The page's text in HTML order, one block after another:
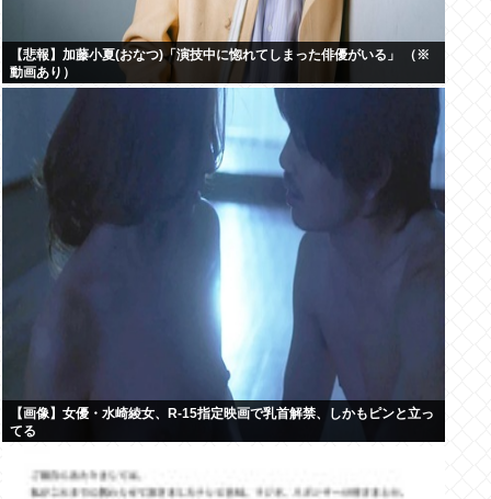
【悲報】加藤小夏(おなつ)「演技中に惚れてしまった俳優がいる」 （※
動画あり）
【画像】女優・水崎綾女、R-15指定映画で乳首解禁、しかもピンと立っ
てる